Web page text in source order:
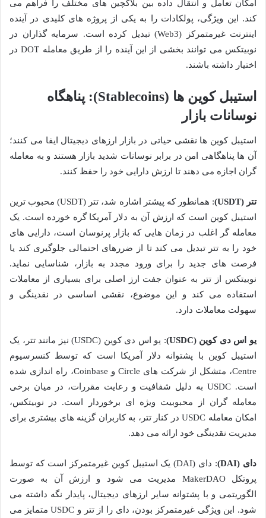
امکان تعامل و انتقال داده بین بلاکچین های مختلف را فراهم می
کند. این ویژگی، پولکادات را به یکی از پروژه های کلیدی در آینده
اینترنت غیرمتمرکز (Web3) تبدیل کرده است. سرمایه گذاران در
نوبیتکس می توانند بخشی از این آینده را از طریق معامله DOT در
اختیار داشته باشند.
استیبل کوین ها (Stablecoins): پناهگاه
نوسانات بازار
استیبل کوین ها نقشی حیاتی در بازار ارزهای دیجیتال ایفا می کنند؛
آن ها پناهگاهی امن در برابر نوسانات شدید بازار هستند و به معامله
گران اجازه می دهند تا ارزش دارایی خود را حفظ کنند.
تتر (USDT)
: همانطور که پیشتر اشاره شد، تتر (USDT) محبوب ترین
استیبل کوین است که ارزش آن به دلار آمریکا گره خورده است. یک
معامله گر اغلب در زمان هایی که بازار پرنوسان است، دارایی های
خود را به تتر تبدیل می کند تا از ضررهای احتمالی جلوگیری کند یا
فرصت های جدید را برای ورود مجدد به بازار، شناسایی نماید.
نوبیتکس از تتر به عنوان جفت ارز اصلی برای بسیاری از معاملات
استفاده می کند و این موضوع، نقشی اساسی در نقدینگی و
سهولت معاملات دارد.
یو اس دی کوین (USDC)
: یو اس دی کوین (USDC) نیز مانند تتر، یک
استیبل کوین با پشتوانه دلار آمریکا است که توسط کنسرسیوم
Centre، متشکل از شرکت های Circle و Coinbase، راه اندازی شده
است. USDC به دلیل شفافیت و رعایت مقررات، در میان برخی
معامله گران از محبوبیت ویژه ای برخوردار است. در نوبیتکس،
امکان معامله USDC در کنار تتر، به کاربران گزینه های بیشتری برای
مدیریت نقدینگی خود ارائه می دهد.
دای (DAI)
: دای (DAI) یک استیبل کوین غیرمتمرکز است که توسط
پروتکل MakerDAO مدیریت می شود و ارزش آن به صورت
الگوریتمی و با پشتوانه سایر ارزهای دیجیتال، پایدار نگه داشته می
شود. این ویژگی غیرمتمرکز بودن، دای را از تتر و USDC متمایز می